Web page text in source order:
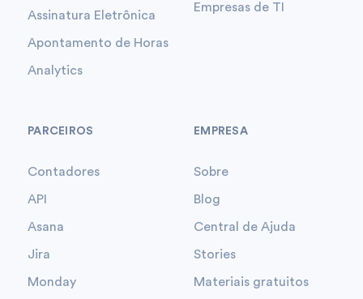
Assinatura Eletrônica
Apontamento de Horas
Analytics
Empresas de TI
PARCEIROS
Contadores
API
Asana
Jira
Monday
EMPRESA
Sobre
Blog
Central de Ajuda
Stories
Materiais gratuitos